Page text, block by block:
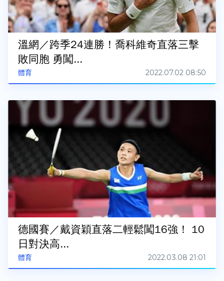
體育
溫網／跨季24連勝！喬科維奇直落三擊
敗同胞 勇闖...
2022.07.02 08:50
體育
德國賽／戴資穎直落二輕鬆闖16強！ 10
日對決高...
2022.03.08 21:01